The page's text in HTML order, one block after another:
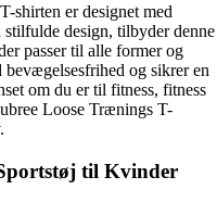
er designet med
design, tilbyder denne
passer til alle former og
og sikrer en
om du er til fitness, fitness
Loose Trænings T-
til Kvinder